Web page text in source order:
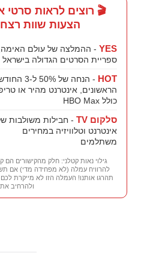
🎬 רוצים לראות
הצעות שוות
YES - ההמלצה של עולם האימה,
ספריית הסרטים הגדולה בישראל
HOT
- הנחה של 50% ל-3
הראשונים, אינטרנט מהיר או
כולל HBO Max
סלקום TV
- חבילות משולבות
אינטרנט וטלוויזיה במחירים
משתלמים
גילוי נאות קטלני: חלק מהקישורים הם
להרוויח עמלה (לא מפחידה מדי) אם
תהרגו אותנו! העמלה הזו לא מייקרת
ולהרחיב